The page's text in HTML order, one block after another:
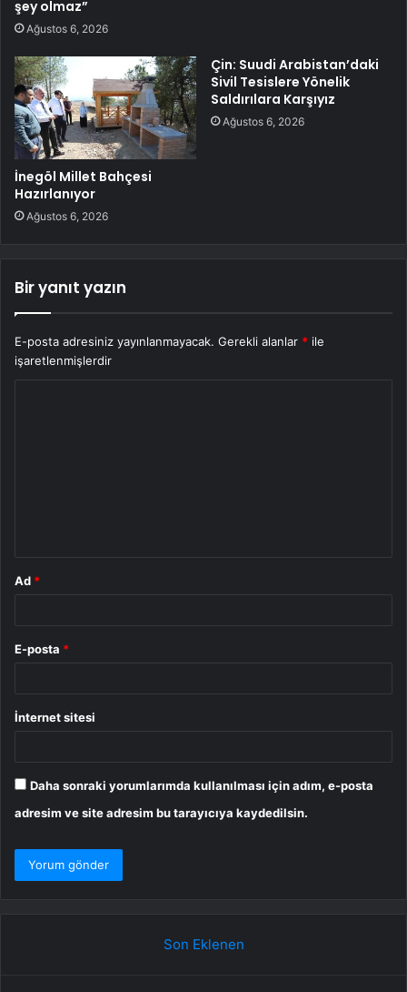
şey olmaz”
Ağustos 6, 2026
İnegöl Millet Bahçesi
Hazırlanıyor
Ağustos 6, 2026
Çin: Suudi Arabistan’daki
Sivil Tesislere Yönelik
Saldırılara Karşıyız
Ağustos 6, 2026
Bir yanıt yazın
E-posta adresiniz yayınlanmayacak. Gerekli alanlar * ile
işaretlenmişlerdir
Ad *
E-posta *
İnternet sitesi
Daha sonraki yorumlarımda kullanılması için adım, e-posta
adresim ve site adresim bu tarayıcıya kaydedilsin.
Son Eklenen